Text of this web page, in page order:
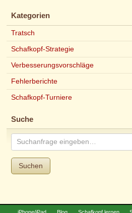
Kategorien
Tratsch
Schafkopf-Strategie
Verbesserungsvorschläge
Fehlerberichte
Schafkopf-Turniere
Suche
Suchen